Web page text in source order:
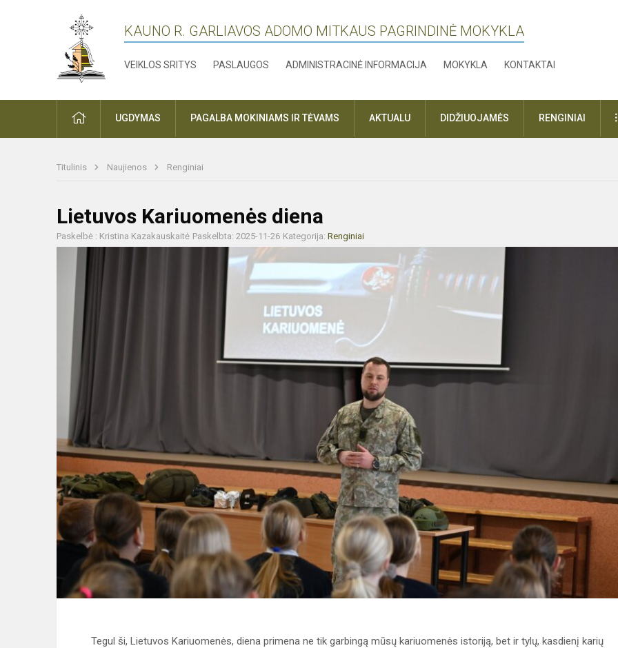
KAUNO R. GARLIAVOS ADOMO MITKAUS PAGRINDINĖ MOKYKLA
VEIKLOS SRITYS PASLAUGOS ADMINISTRACINĖ INFORMACIJA MOKYKLA KONTAKTAI
PRADŽIAUGDYMAS PAGALBA MOKINIAMS IR TĖVAMS AKTUALU DIDŽIUOJAMĖS RENGINIAI
Titulinis Naujienos Renginiai
Lietuvos Kariuomenės diena
Paskelbė : Kristina Kazakauskaitė Paskelbta: 2025-11-26 Kategorija: Renginiai
Tegul ši, Lietuvos Kariuomenės, diena primena ne tik garbingą mūsų kariuomenės istoriją, bet ir tylų, kasdienį karių